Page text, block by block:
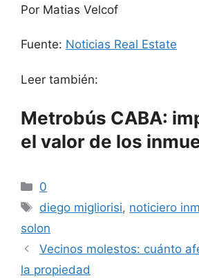
Por Matias Velcof
Fuente: Noticias Real Estate
Leer también:
Metrobús CABA:
el valor de los
Categorías
0
Etiquetas
diego migliorisi, noticiero
solon
Vecinos molestos: cuánto
la propiedad